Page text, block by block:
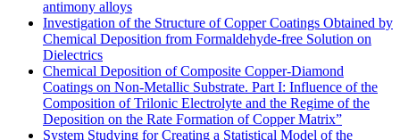
antimony alloys
Investigation of the Structure of Copper Coatings Obtained by
Chemical Deposition from Formaldehyde-free Solution on
Dielectrics
Chemical Deposition of Composite Copper-Diamond
Coatings on Non-Metallic Substrate. Part I: Influence of the
Composition of Trilonic Electrolyte and the Regime of the
Deposition on the Rate Formation of Copper Matrix”
System Studying for Creating a Statistical Model of the